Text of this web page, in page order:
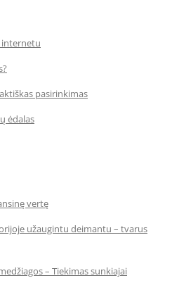
internetu
pasirinkimas
ėdalas
vertę
užaugintu deimantu – tvarus
– Tiekimas sunkiajai